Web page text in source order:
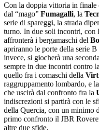
Con la doppia vittoria in finale
dal “mago” Fumagalli, la
serie di spareggi, la strada
turno. In due soli incontri, con
affronterà i bergamaschi del
apriranno le porte della serie
invece, si giocherà una
sempre in due incontri contro
quello fra i comaschi della
raggruppamento lombardo, e
che uscirà dal confronto fra la
indiscrezioni si partirà con le
della Quercia, con un minimo
primo confronto il JBR
altre due sfide.